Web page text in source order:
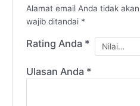
Alamat email Anda tidak
wajib ditandai *
Rating Anda *
Ulasan Anda *